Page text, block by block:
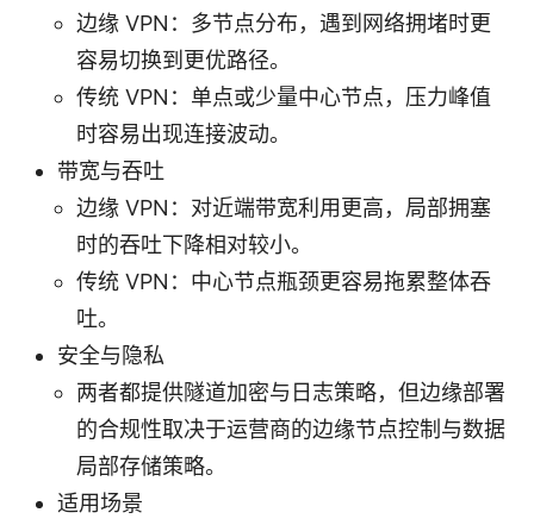
边缘 VPN：多节点分布，遇到网络拥堵时更
容易切换到更优路径。
传统 VPN：单点或少量中心节点，压力峰值
时容易出现连接波动。
带宽与吞吐
边缘 VPN：对近端带宽利用更高，局部拥塞
时的吞吐下降相对较小。
传统 VPN：中心节点瓶颈更容易拖累整体吞
吐。
安全与隐私
两者都提供隧道加密与日志策略，但边缘部署
的合规性取决于运营商的边缘节点控制与数据
局部存储策略。
适用场景